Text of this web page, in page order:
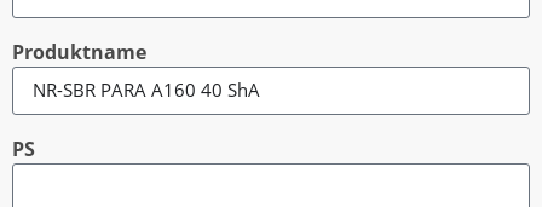
Produktname
PS